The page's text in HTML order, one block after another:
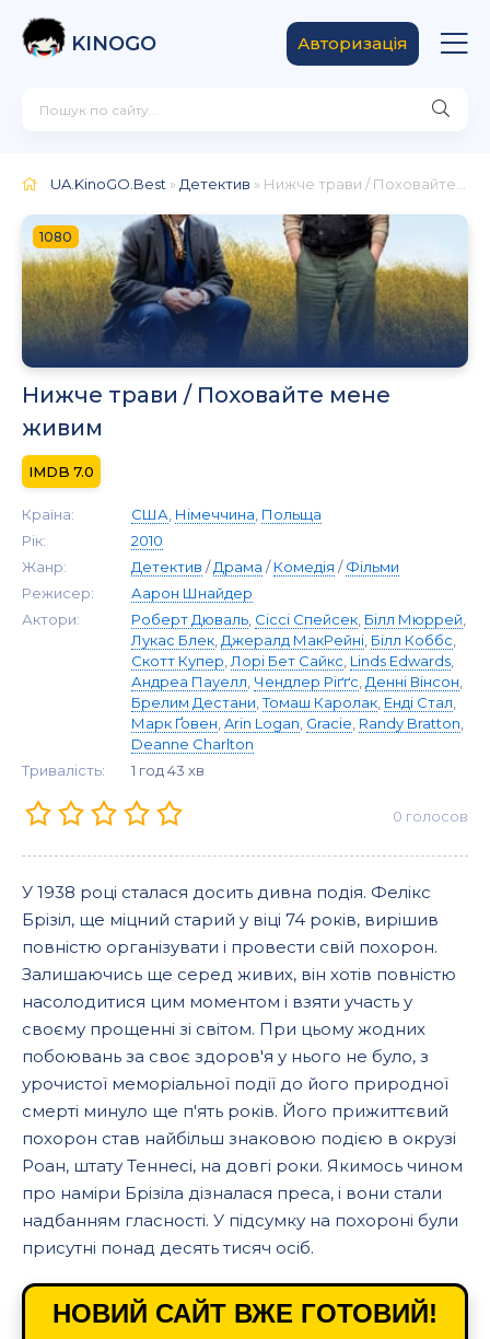
KINOGO Авторизація
UA.KinoGO.Best » Детектив » Нижче трави / Поховайте мене живим
1080
Нижче трави / Поховайте мене
живим
7.0
Країна: США Німеччина Польща
Рік:
2010
Жанр:
Детектив /Драма /Комедія /Фільми
Режисер:
Аарон Шнайдер
Актори:
Роберт Дюваль Сіссі Спейсек Білл Мюррей
Лукас Блек Джералд МакРейні Білл Коббс
Скотт Купер Лорі Бет Сайкс Linds Edwards
Андреа Пауелл Чендлер Ріґґс Денні Вінсон
Брелим Дестани ,Томаш Каролак Енді Стал
Марк Ґовен Arin Logan Gracie Randy Bratton
Deanne Charlton
Тривалість:
1 год 43 хв
0 голосов
У 1938 році сталася досить дивна подія. Фелікс
Брізіл, ще міцний старий у віці 74 років, вирішив
повністю організувати і провести свій похорон.
Залишаючись ще серед живих, він хотів повністю
насолодитися цим моментом і взяти участь у
своєму прощенні зі світом. При цьому жодних
побоювань за своє здоров'я у нього не було, з
урочистої меморіальної події до його природної
смерті минуло ще п'ять років. Його прижиттєвий
похорон став найбільш знаковою подією в окрузі
Роан, штату Теннесі, на довгі роки. Якимось чином
про наміри Брізіла дізналася преса, і вони стали
надбанням гласності. У підсумку на похороні були
присутні понад десять тисяч осіб.
НОВИЙ САЙТ ВЖЕ ГОТОВИЙ!